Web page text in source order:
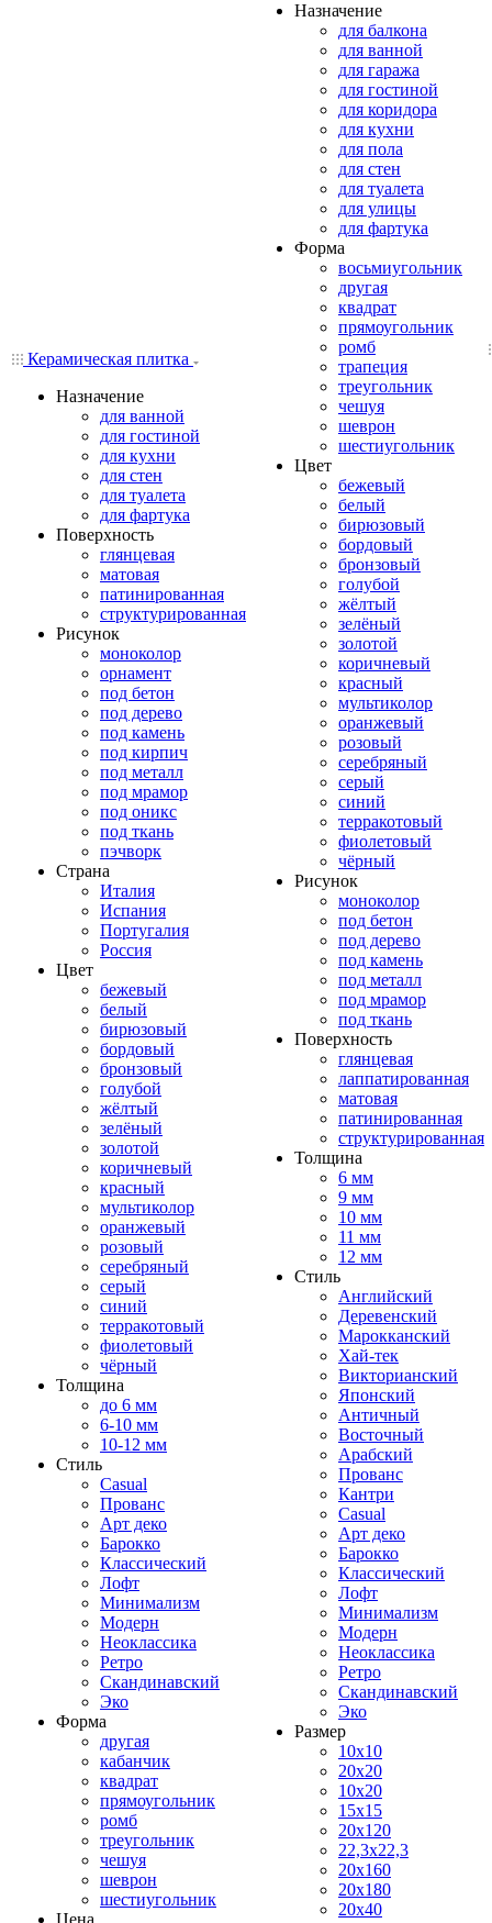
Керамическая плитка
Назначение
для ванной
для гостиной
для кухни
для стен
для туалета
для фартука
Поверхность
глянцевая
матовая
патинированная
структурированная
Рисунок
моноколор
орнамент
под бетон
под дерево
под камень
под кирпич
под металл
под мрамор
под оникс
под ткань
пэчворк
Страна
Италия
Испания
Португалия
Россия
Цвет
бежевый
белый
бирюзовый
бордовый
бронзовый
голубой
жёлтый
зелёный
золотой
коричневый
красный
мультиколор
оранжевый
розовый
серебряный
серый
синий
терракотовый
фиолетовый
чёрный
Толщина
до 6 мм
6-10 мм
10-12 мм
Стиль
Casual
Прованс
Арт деко
Барокко
Классический
Лофт
Минимализм
Модерн
Неоклассика
Ретро
Скандинавский
Эко
Форма
другая
кабанчик
квадрат
прямоугольник
ромб
треугольник
чешуя
шеврон
шестиугольник
Цена
Назначение
для балкона
для ванной
для гаража
для гостиной
для коридора
для кухни
для пола
для стен
для туалета
для улицы
для фартука
Форма
восьмиугольник
другая
квадрат
прямоугольник
ромб
трапеция
треугольник
чешуя
шеврон
шестиугольник
Цвет
бежевый
белый
бирюзовый
бордовый
бронзовый
голубой
жёлтый
зелёный
золотой
коричневый
красный
мультиколор
оранжевый
розовый
серебряный
серый
синий
терракотовый
фиолетовый
чёрный
Рисунок
моноколор
под бетон
под дерево
под камень
под металл
под мрамор
под ткань
Поверхность
глянцевая
лаппатированная
матовая
патинированная
структурированная
Толщина
6 мм
9 мм
10 мм
11 мм
12 мм
Стиль
Английский
Деревенский
Марокканский
Хай-тек
Викторианский
Японский
Античный
Восточный
Арабский
Прованс
Кантри
Casual
Арт деко
Барокко
Классический
Лофт
Минимализм
Модерн
Неоклассика
Ретро
Скандинавский
Эко
Размер
10x10
20x20
10x20
15x15
20x120
22,3x22,3
20x160
20x180
20x40